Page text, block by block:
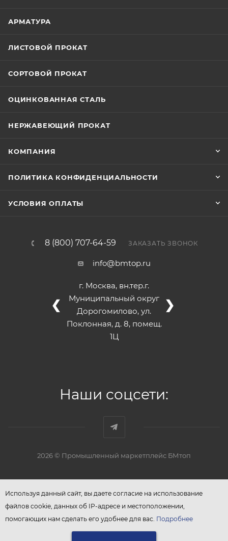
АРМАТУРА
ЛИСТОВОЙ ПРОКАТ
СОРТОВОЙ ПРОКАТ
ОЦИНКОВАННАЯ СТАЛЬ
НЕРЖАВЕЮЩИЙ ПРОКАТ
КОМПАНИЯ
ПОЛИТИКА КОНФИДЕНЦИАЛЬНОСТИ
УСЛОВИЯ ОПЛАТЫ
8 (800) 707-64-59 ЗАКАЗАТЬ ЗВОНОК
info@bmtop.ru
г. Москва, вн.тер.г.
Муниципальный округ
Дорогомилово, ул.
Поклонная, д. 8, помещ.
1Ц
❮ ❯
Наши соцсети:
2026 © Промышленный маркетплейс БМтоп
Используя данный сайт, вы даете согласие на использование
файлов cookie, данных об IP-адресе и местоположении,
помогающих нам сделать его удобнее для вас. Подробнее